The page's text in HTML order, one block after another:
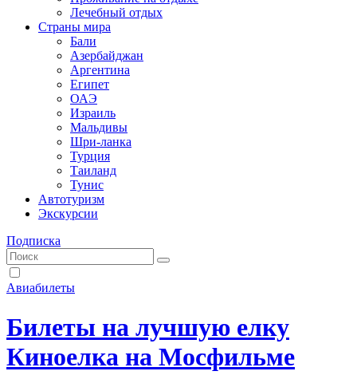
Лечебный отдых
Страны мира
Бали
Азербайджан
Аргентина
Египет
ОАЭ
Израиль
Мальдивы
Шри-ланка
Турция
Таиланд
Тунис
Автотуризм
Экскурсии
Подписка
Авиабилеты
Билеты на лучшую елку
Киноелка на Мосфильме